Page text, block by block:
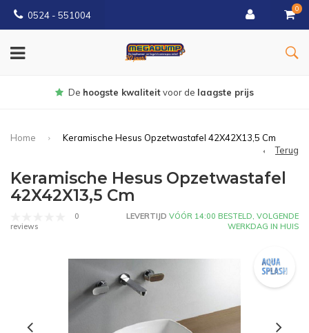
0524 - 551004
0
Gratisbezorgd vanaf €150
Home
Keramische Hesus Opzetwastafel 42X42X13,5 Cm
Terug
Keramische Hesus Opzetwastafel
42X42X13,5 Cm
0
reviews
LEVERTIJD VÓÓR 14:00 BESTELD, VOLGENDE
WERKDAG IN HUIS